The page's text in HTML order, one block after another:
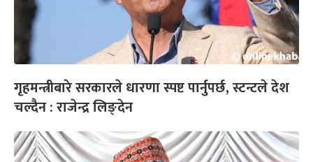
गृहमन्त्रीबारे सरकारले धारणा स्पष्ट पार्नुपर्छ, स्टन्टले देश
चल्दैन : राजेन्द्र लिङ्देन